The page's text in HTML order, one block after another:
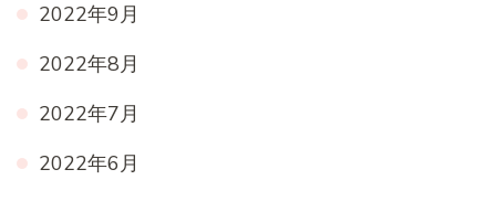
2022年9月
2022年8月
2022年7月
2022年6月